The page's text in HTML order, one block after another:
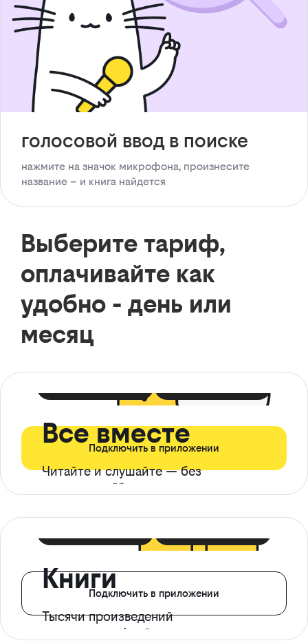
голосовой ввод в поиске
нажмите на значок микрофона, произнесите
название – и книга найдется
Выберите тариф,
оплачивайте как
удобно - день или
месяц
Все вместе
Читайте и слушайте — без
ограничений*
Подключить в приложении
Книги
Тысячи произведений
с доступом офлайн
Подключить в приложении